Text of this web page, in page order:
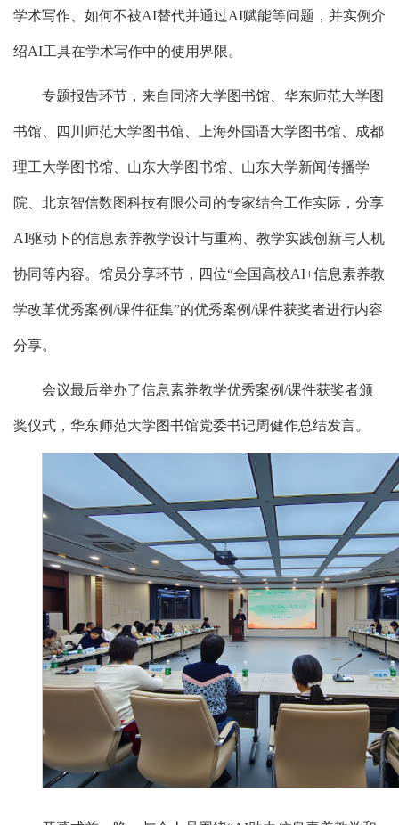
学术写作、如何不被AI替代并通过AI赋能等问题，并实例介
绍AI工具在学术写作中的使用界限。
专题报告环节，来自同济大学图书馆、华东师范大学图
书馆、四川师范大学图书馆、上海外国语大学图书馆、成都
理工大学图书馆、山东大学图书馆、山东大学新闻传播学
院、北京智信数图科技有限公司的专家结合工作实际，分享
AI驱动下的信息素养教学设计与重构、教学实践创新与人机
协同等内容。馆员分享环节，四位“全国高校AI+信息素养教
学改革优秀案例/课件征集”的优秀案例/课件获奖者进行内容
分享。
会议最后举办了信息素养教学优秀案例/课件获奖者颁
奖仪式，华东师范大学图书馆党委书记周健作总结发言。